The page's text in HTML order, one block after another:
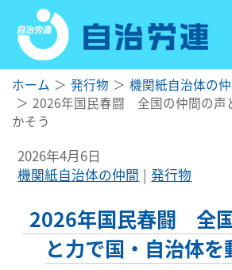
ホーム 発行物
機関紙自治体の
2026年国民春闘 全国の仲間の声
かそう
2026年4月6日
機関紙自治体の仲間
発行物
2026年国民春闘 全
と力で国・自治体を